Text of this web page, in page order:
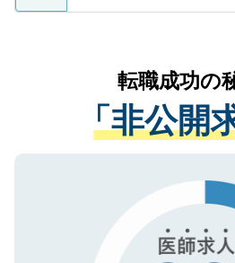
ているすべての個人デ
は、個人情報の取り扱
管理基準を満たした事
る、プライバシーマー
で、機密保持に関して
かがいして、現在の医
経験をまじえながら、
させていただきます。
ない方には、長期的な
ので、まずはご登録く
転職成功の
「非公開